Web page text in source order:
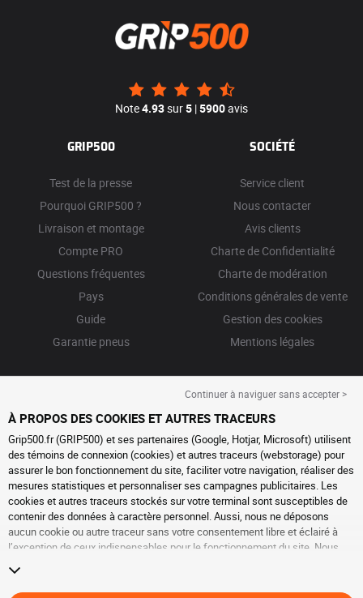
Note4.93sur5 |5900avis
GRIP500
Test de la presse
Pourquoi GRIP500 ?
Livraison et montage
Compte PRO
Questions fréquentes
Pays
Guide
Garantie pneus
SOCIÉTÉ
Service client
Nous contacter
Avis clients
Charte de Confidentialité
Charte de modération
Conditions générales de vente
Gestion des cookies
Mentions légales
Continuer à naviguer sans accepter >
À PROPOS DES COOKIES ET AUTRES TRACEURS
Grip500.fr (GRIP500) et ses partenaires (Google, Hotjar, Microsoft) utilisent
des témoins de connexion (cookies) et autres traceurs (webstorage) pour
assurer le bon fonctionnement du site, faciliter votre navigation, réaliser des
mesures statistiques et personnaliser ses campagnes publicitaires. Les
cookies et autres traceurs stockés sur votre terminal sont susceptibles de
contenir des données à caractère personnel. Aussi, nous ne déposons
aucun cookie ou autre traceur sans votre consentement libre et éclairé à
l’exception de ceux indispensables pour le fonctionnement du site. Nous
consentement à tout moment en vous rendant sur la
traceurs. Vous pouvez choisir de continuer à naviguer sans accepter le